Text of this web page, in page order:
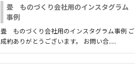
畳 ものづくり会社用のインスタグラム
事例
畳 ものづくり会社用のインスタグラム事例 ご
成約ありがとうございます。 お問い合.....